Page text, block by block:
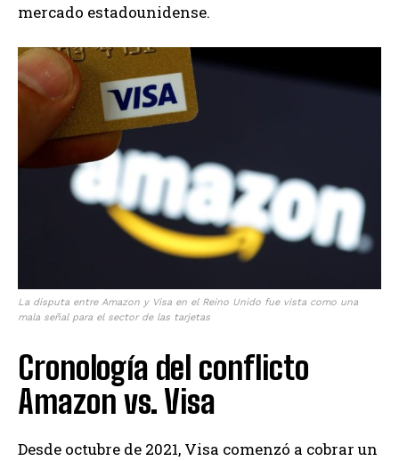
mercado estadounidense.
La disputa entre Amazon y Visa en el Reino Unido fue vista como una
mala señal para el sector de las tarjetas
Cronología del conflicto
Amazon vs. Visa
Desde octubre de 2021, Visa comenzó a cobrar un